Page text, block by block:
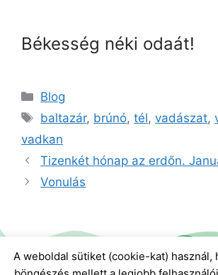
A weboldal sütiket (cookie-kat) használ,
Békesség néki odaát!
Blog
baltazár, brúnó,tél,vadászat,
vadkan
Tizenkét hónap az erdőn.
Vonulás